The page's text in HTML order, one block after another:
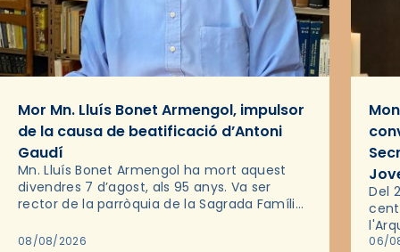
Mor Mn. Lluís Bonet Armengol, impulsor
de la causa de beatificació d’Antoni
Gaudí
Mn. Lluís Bonet Armengol ha mort aquest
divendres 7 d’agost, als 95 anys. Va ser
rector de la parròquia de la Sagrada Família
2018,…
08/08/2026
Del
les
06/